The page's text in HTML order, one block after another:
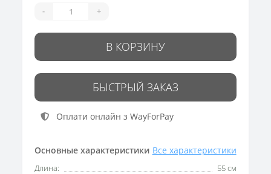
Основные характеристики Все характеристики
Длина:
55 см
- +
В КОРЗИНУ
БЫСТРЫЙ ЗАКАЗ
Оплати онлайн з WayForPay